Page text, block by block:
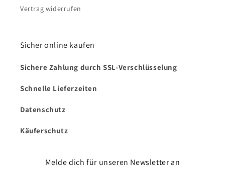
Vertrag widerrufen
Sicher online kaufen
Sichere Zahlung durch SSL-Verschlüsselung
Schnelle Lieferzeiten
Datenschutz
Käuferschutz
Melde dich für unseren Newsletter an